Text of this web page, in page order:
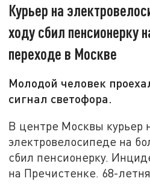
Курьер на
ходу сбил пенсионерку
переходе в Москве
Молодой человек
сигнал светофора.
В центре Москвы курьер
электровелосипеде на
сбил пенсионерку.
на Пречистенке. 68-